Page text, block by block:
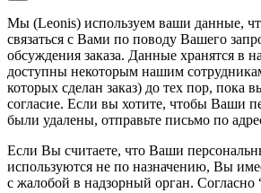
Мы (Leonis) используем ваши данные,
связаться с Вами по поводу Вашего
обсуждения заказа. Данные хранятся в
доступны некоторым нашим
которых сделан заказ) до тех пор, пока
согласие. Если вы хотите, чтобы Ваши
были удалены, отправьте письмо по
Если Вы считаете, что Ваши
используются не по назначению, Вы
с жалобой в надзорный орган.